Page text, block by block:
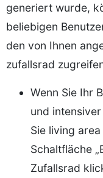
generiert wurde,
beliebigen
den von Ihnen
zufallsrad
Wenn Sie Ihr
und
Sie living
Schaltfläche
Zufallsrad